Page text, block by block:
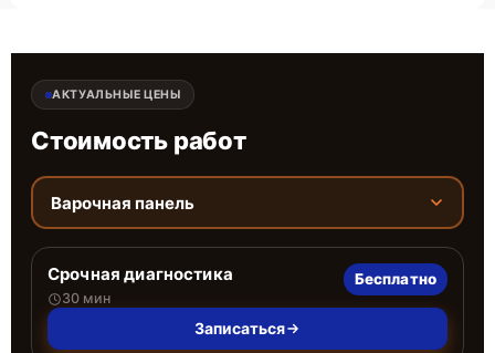
АКТУАЛЬНЫЕ ЦЕНЫ
Стоимость работ
Варочная панель
Срочная диагностика
30 мин
Бесплатно
Записаться